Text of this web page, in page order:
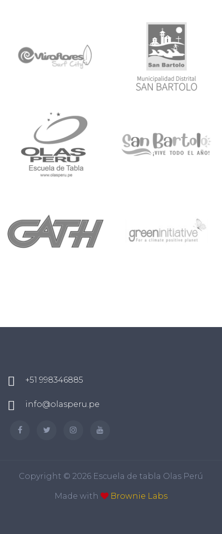
+51 998346885
info@olasperu.pe
Copyright © 2026 Escuela de tabla Olas Perú
Made with Brownie Labs